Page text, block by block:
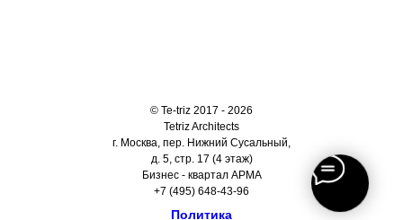
© Te-triz 2017 - 2026
Tetriz Architects
г. Москва, пер. Нижний Сусальный,
д. 5, стр. 17 (4 этаж)
Бизнес - квартал АРМА
+7 (495) 648-43-96
Политика